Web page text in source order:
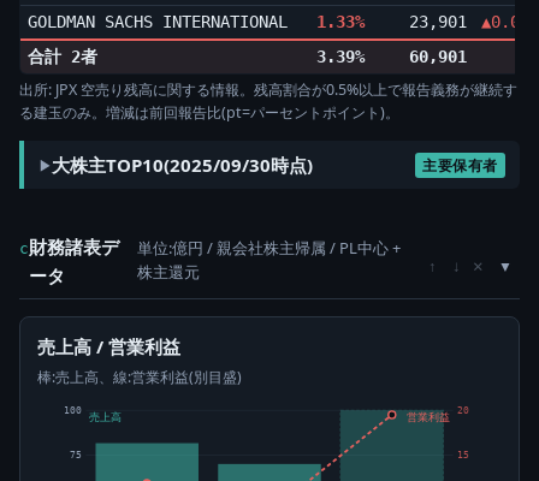
GOLDMAN SACHS INTERNATIONAL
1.33% 23,901
合計 2者
3.39% 60,901
出所: JPX 空売り残高に関する情報。残高割合が0.5%以上で報告義務が継続す
る建玉のみ。増減は前回報告比(pt=パーセントポイント)。
大株主TOP10(2025/09/30時点) 主要保有者
c財務諸表デ
ータ
単位:億円 / 親会社株主帰属 / PL中心 +
株主還元
↑ ↓ ×
売上高 / 営業利益
棒:売上高、線:営業利益(別目盛)
75
100
15
20
売上高 営業利益